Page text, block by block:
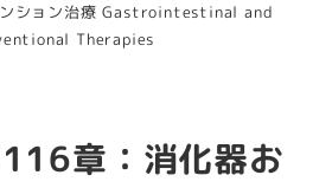
ンション治療 Gastrointestinal and
Therapies
章：消化器お